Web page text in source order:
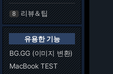
8 리뷰＆팁
유용한 기능
BG.GG (이미지 변환)
MacBook TEST